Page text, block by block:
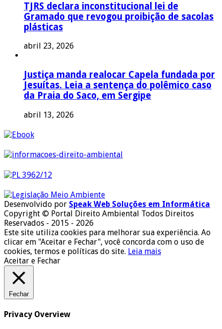
TJRS declara inconstitucional lei de
Gramado que revogou proibição de sacolas
plásticas
abril 23, 2026
Justiça manda realocar Capela fundada por
Jesuítas. Leia a sentença do polêmico caso
da Praia do Saco, em Sergipe
abril 13, 2026
Desenvolvido por Speak Web Soluções em Informática
Copyright © Portal Direito Ambiental Todos Direitos
Reservados - 2015 - 2026
Este site utiliza cookies para melhorar sua experiência. Ao
clicar em "Aceitar e Fechar", você concorda com o uso de
cookies, termos e políticas do site. Leia mais
Aceitar e Fechar
Fechar
Privacy Overview